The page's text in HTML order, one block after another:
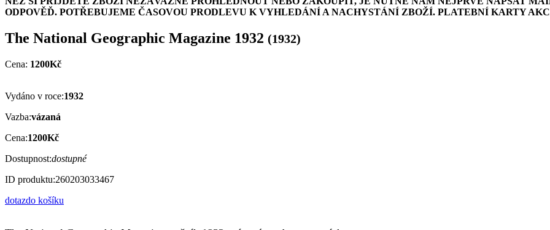
ODPOVĚĎ. POTŘEBUJEME ČASOVOU PRODLEVU K VYHLEDÁNÍ A NACHYSTÁNÍ ZBOŽÍ. PLATEBNÍ KARTY
The National Geographic Magazine 1932 (1932)
Cena: 1200Kč
Vydáno v roce:1932
Vazba:vázaná
Cena:1200Kč
Dostupnost:dostupné
ID produktu:260203033467
dotazdo košíku